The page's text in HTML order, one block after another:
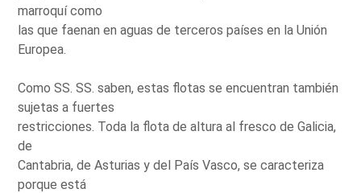
marroquí como
las que faenan en aguas de terceros países en la Unión
Europea.
Como SS. SS. saben, estas flotas se encuentran también
sujetas a fuertes
restricciones. Toda la flota de altura al fresco de Galicia,
de
Cantabria, de Asturias y del País Vasco, se caracteriza
porque está